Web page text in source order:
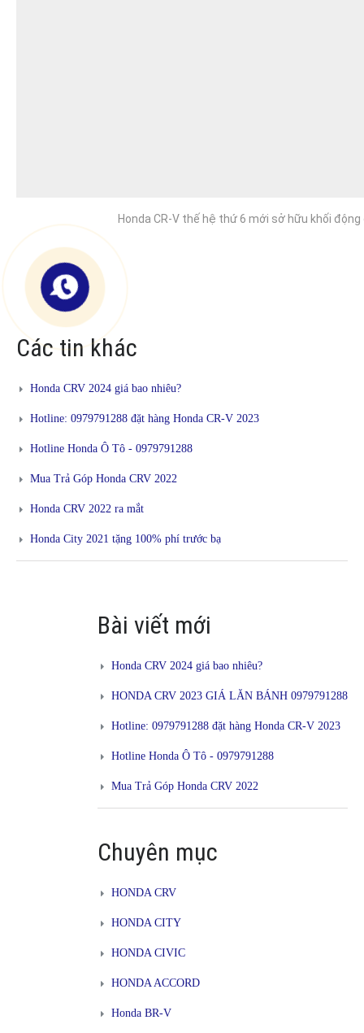
Honda CR-V thế hệ thứ 6 mới sở hữu khối
Các tin khác
Honda CRV 2024 giá bao nhiêu?
Hotline: 0979791288 đặt hàng Honda CR-V 2023
Hotline Honda Ô Tô - 0979791288
Mua Trả Góp Honda CRV 2022
Honda CRV 2022 ra mắt
Honda City 2021 tặng 100% phí trước bạ
Bài viết mới
Honda CRV 2024 giá bao nhiêu?
HONDA CRV 2023 GIÁ LĂN BÁNH 0979791288
Hotline: 0979791288 đặt hàng Honda CR-V 2023
Hotline Honda Ô Tô - 0979791288
Mua Trả Góp Honda CRV 2022
Chuyên mục
HONDA CRV
HONDA CITY
HONDA CIVIC
HONDA ACCORD
Honda BR-V